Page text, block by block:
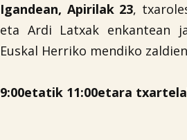
Igandean, Apirilak 23,
eta Ardi Latxak enkantean
Euskal Herriko mendiko
9:00etatik 11:00etara